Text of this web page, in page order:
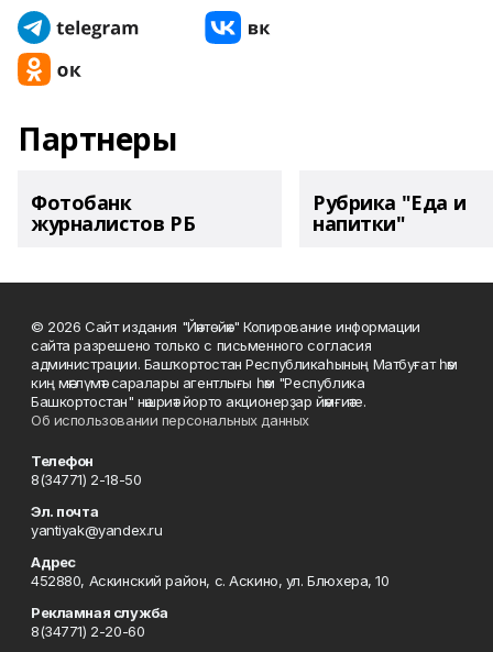
Партнеры
Фотобанк
журналистов РБ
Рубрика "Еда и
напитки"
© 2026 Сайт издания "Йәнтөйәк" Копирование информации
сайта разрешено только с письменного согласия
администрации. Башҡортостан Республикаһының Матбуғат һәм
киң мәғлүмәт саралары агентлығы һәм "Республика
Башкортостан" нәшриәт йорто акционерҙар йәмғиәте.
Об использовании персональных данных
Телефон
8(34771) 2-18-50
Эл. почта
yantiyak@yandex.ru
Адрес
452880, Аскинский район, с. Аскино, ул. Блюхера, 10
Рекламная служба
8(34771) 2-20-60